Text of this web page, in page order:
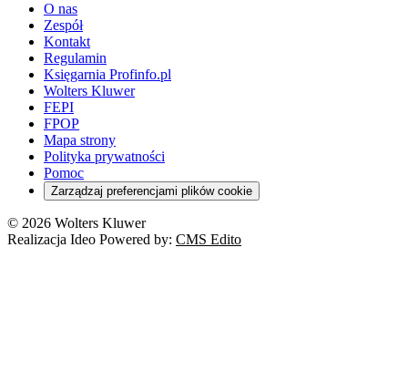
O nas
Zespół
Kontakt
Regulamin
Księgarnia Profinfo.pl
Wolters Kluwer
FEPI
FPOP
Mapa strony
Polityka prywatności
Pomoc
Zarządzaj preferencjami plików cookie
© 2026 Wolters Kluwer
Realizacja Ideo Powered by: CMS Edito